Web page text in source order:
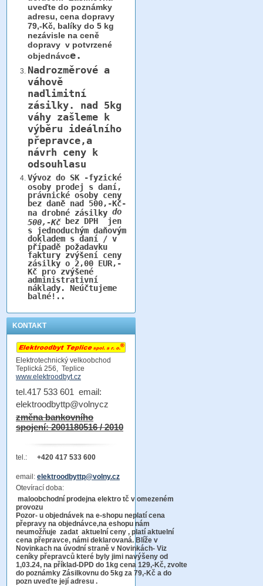
uveďte do poznámky
adresu, cena dopravy
79,-Kč, balíky do 5 kg
nezávisle na ceně
dopravy v potvrzené
objednávce.
Nadrozměrové a
váhově
nadlimitní
zásilky. nad 5kg
váhy zašleme k
výběru ideálního
přepravce,a
návrh ceny k
odsouhlasu
Vývoz do SK -fyzické
osoby prodej s daní,
právnické osoby ceny
bez daně nad 500,-Kč-
na drobné zásilky do
500,-Kčbez DPH jen
s jednoduchým daňovým
dokladem s daní / v
případě požadavku
faktury zvýšení ceny
zásilky o 2,00 EUR,-
Kč pro zvýšené
administrativní
náklady. Neúčtujeme
balné!..
KONTAKT
Elektrotechnický velkoobchod
Teplická 256, Teplice
www.elektroodbyt.cz
tel.417 533 601 email:
elektroodbyttp@volnycz
změna bankovního
spojení: 2001180516 / 2010
tel.: +420 417 533 600
email: elektroodbyttp@volny.cz
Otevírací doba:
maloobchodní prodejna elektro tč v omezeném
provozu
Pozor- u objednávek na e-shopu neplatí cena
přepravy na objednávce,na eshopu nám
neumožňuje zadat aktuelní ceny , platí aktuelní
cena přepravce, námi deklarovaná. Blíže v
Novinkach na úvodní straně v Novinkách- Viz
ceníky přepravců které byly jimi navýšeny od
1,03.24, na příklad-DPD do 1kg cena 129,-Kč, zvolte
do poznámky Zásilkovnu do 5kg za 79,-Kč a do
pozn uveďte její adresu .